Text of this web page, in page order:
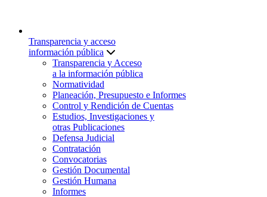
Transparencia y acceso
información pública
Transparencia y Acceso
a la información pública
Normatividad
Planeación, Presupuesto e Informes
Control y Rendición de Cuentas
Estudios, Investigaciones y
otras Publicaciones
Defensa Judicial
Contratación
Convocatorias
Gestión Documental
Gestión Humana
Informes